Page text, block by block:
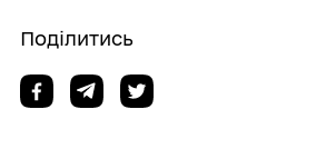
Поділитись